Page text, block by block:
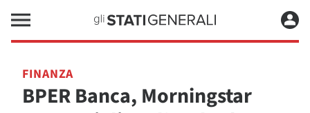
FINANZA
BPER Banca, Morningstar